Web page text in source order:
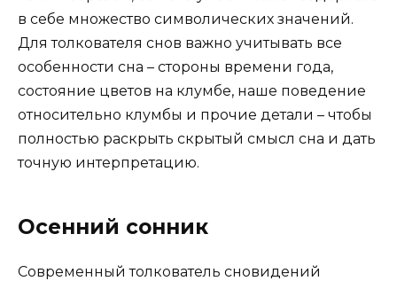
в себе множество символических значений.
Для толкователя снов важно учитывать все
особенности сна – стороны времени года,
состояние цветов на клумбе, наше поведение
относительно клумбы и прочие детали – чтобы
полностью раскрыть скрытый смысл сна и дать
точную интерпретацию.
Осенний сонник
Современный толкователь сновидений